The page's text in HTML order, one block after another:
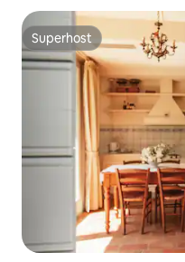
Superhost
Superhost